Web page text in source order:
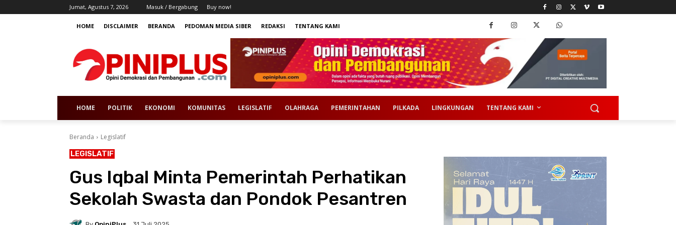
Jumat, Agustus 7, 2026 Masuk / Bergabung Buy now!
HOME DISCLAIMER BERANDA PEDOMAN MEDIA SIBER REDAKSI TENTANG KAMI
HOME POLITIK EKONOMI KOMUNITAS LEGISLATIF OLAHRAGA PEMERINTAHAN PILKADA LINGKUNGAN TENTANG KAMI
Beranda Legislatif
LEGISLATIF
Gus Iqbal Minta Pemerintah Perhatikan
Sekolah Swasta dan Pondok Pesantren